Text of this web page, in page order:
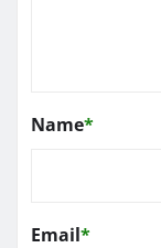
Name*
Email*